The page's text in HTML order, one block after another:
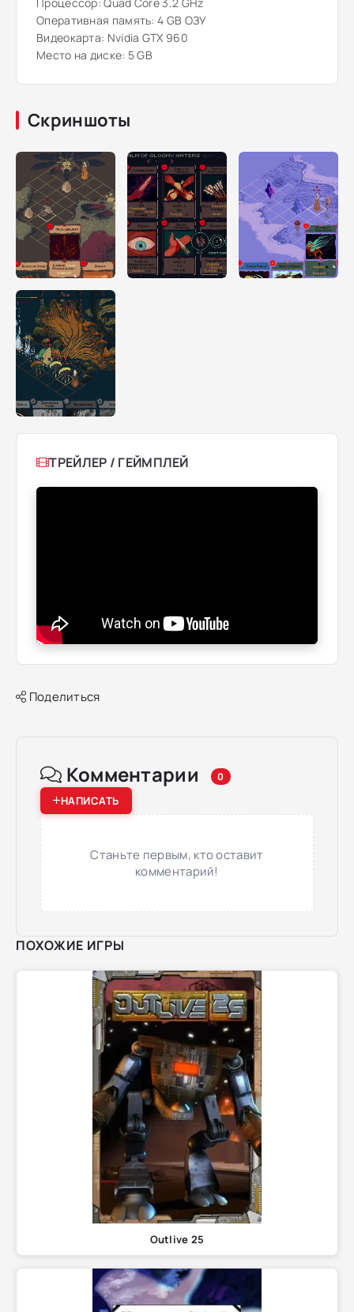
Оперативная память: 4 GB ОЗУ
Видеокарта: Nvidia GTX 960
Место на диске: 5 GB
Скриншоты
ТРЕЙЛЕР / ГЕЙМПЛЕЙ
Поделиться
Комментарии 0
НАПИСАТЬ
Станьте первым, кто оставит
комментарий!
ПОХОЖИЕ ИГРЫ
Outlive 25